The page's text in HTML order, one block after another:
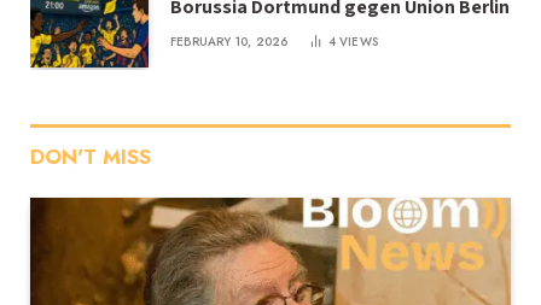
Borussia Dortmund gegen Union Berlin
FEBRUARY 10, 2026 4VIEWS
DON'T MISS